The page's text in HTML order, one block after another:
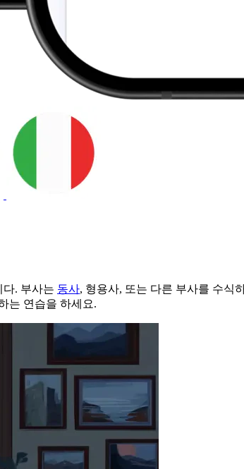
. 부사는 동사, 형용사, 또는 다른 부사를 수식
는 연습을 하세요.